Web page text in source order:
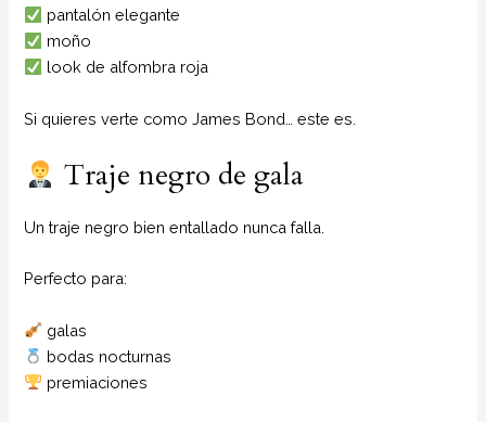
pantalón elegante
moño
look de alfombra roja
Si quieres verte como James Bond… este es.
Traje negro de gala
Un traje negro bien entallado nunca falla.
Perfecto para:
galas
bodas nocturnas
premiaciones